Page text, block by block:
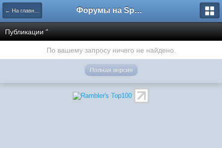
← На главную Форумы на Sportbox.ru
Публикации "
По вашему запросу ничего не найдено.
Полная версия